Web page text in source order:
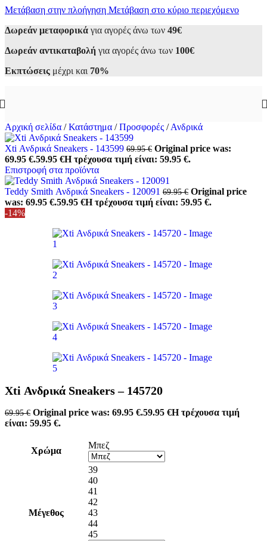
Μετάβαση στην πλοήγηση Μετάβαση στο κύριο περιεχόμενο
Δωρεάν μεταφορικά για αγορές άνω των 49€
Δωρεάν αντικαταβολή για αγορές άνω των 100€
Εκπτώσεις μέχρι και 70%
Αρχική σελίδα / Κατάστημα / Προσφορές / Ανδρικά
Xti Ανδρικά Sneakers - 143599 69.95€ Original price was:
69.95 €.59.95 €Η τρέχουσα τιμή είναι: 59.95 €.
Επιστροφή στα προϊόντα
Teddy Smith Ανδρικά Sneakers - 120091 69.95€ Original price
was: 69.95 €.59.95 €Η τρέχουσα τιμή είναι: 59.95 €.
-14%
Xti Ανδρικά Sneakers – 145720
69.95€ Original price was: 69.95 €.59.95 €Η τρέχουσα τιμή
είναι: 59.95 €.
Χρώμα
Μπεζ
Μέγεθος
39
40
41
42
43
44
45